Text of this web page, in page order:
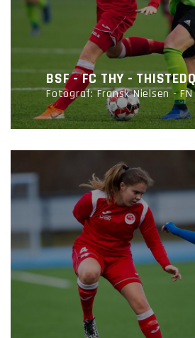
BSF - FC THY -
Fotograf: Fransk Nielsen -